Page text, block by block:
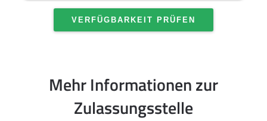
VERFÜGBARKEIT PRÜFEN
Mehr Informationen zur
Zulassungsstelle